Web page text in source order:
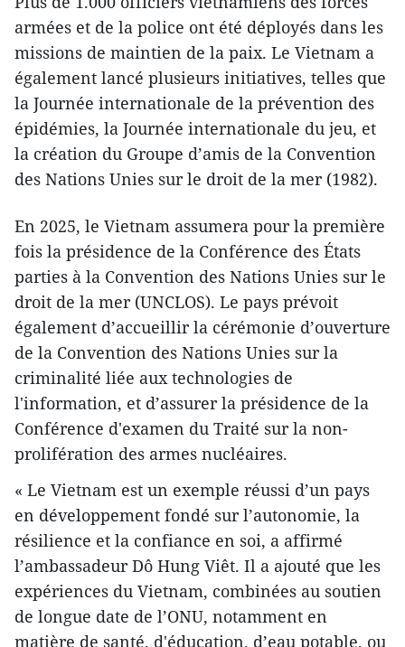
armées et de la police ont été déployés dans les
missions de maintien de la paix. Le Vietnam a
également lancé plusieurs initiatives, telles que
la Journée internationale de la prévention des
épidémies, la Journée internationale du jeu, et
la création du Groupe d’amis de la Convention
des Nations Unies sur le droit de la mer (1982).
En 2025, le Vietnam assumera pour la première
fois la présidence de la Conférence des États
parties à la Convention des Nations Unies sur le
droit de la mer (UNCLOS). Le pays prévoit
également d’accueillir la cérémonie d’ouverture
de la Convention des Nations Unies sur la
criminalité liée aux technologies de
l'information, et d’assurer la présidence de la
Conférence d'examen du Traité sur la non-
prolifération des armes nucléaires.
« Le Vietnam est un exemple réussi d’un pays
en développement fondé sur l’autonomie, la
résilience et la confiance en soi, a affirmé
l’ambassadeur Dô Hung Viêt. Il a ajouté que les
expériences du Vietnam, combinées au soutien
de longue date de l’ONU, notamment en
matière de santé, d'éducation, d’eau potable, ou